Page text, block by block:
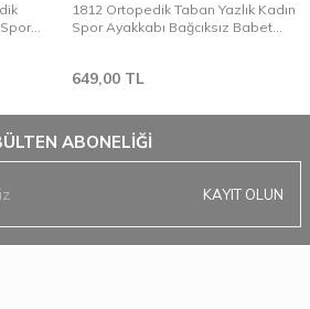
1812 Ortopedik Taban Yazlık Kadın
Spor Ayakkabı Bağcıksız Babet
649,00 TL
ABONELIĞI
KAYIT OLUN